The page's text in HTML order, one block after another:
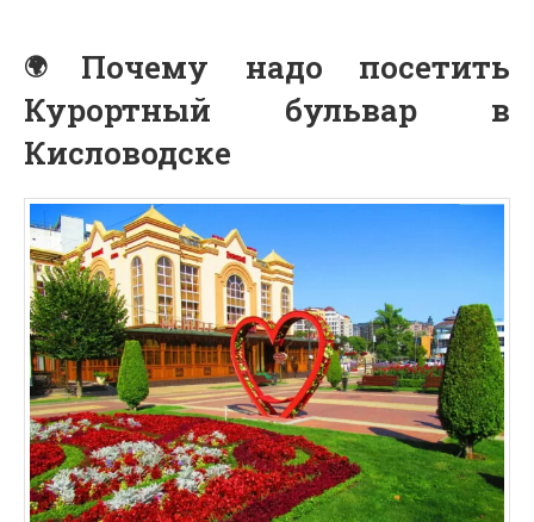
Почему надо посетить
Курортный бульвар в
Кисловодске